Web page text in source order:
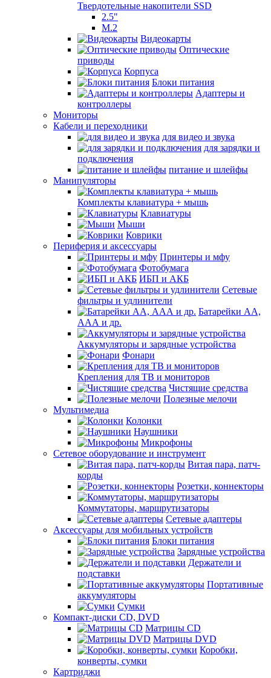
Твердотельные накопители SSD
2.5"
M.2
Видеокарты
Оптические
приводы
Корпуса
Блоки питания
Адаптеры и
контроллеры
Мониторы
Кабели и переходники
для видео и звука
для зарядки и
подключения
питание и шлейфы
Манипуляторы
Комплекты клавиатура + мышь
Клавиатуры
Мыши
Коврики
Периферия и аксессуары
Принтеры и мфу
Фотобумага
ИБП и АКБ
Сетевые
фильтры и удлинители
Батарейки АА,
ААА и др.
Аккумуляторы и зарядные устройства
Фонари
Крепления для ТВ и мониторов
Чистящие средства
Полезные мелочи
Мультимедиа
Колонки
Наушники
Микрофоны
Сетевое оборудование и инструмент
Витая пара, патч-
корды
Розетки, коннекторы
Коммутаторы, маршрутизаторы
Сетевые адаптеры
Аксессуары для мобильных устройств
Блоки питания
Зарядные устройства
Держатели и
подставки
Портативные
аккумуляторы
Сумки
Компакт-диски CD, DVD
Матрицы CD
Матрицы DVD
Коробки,
конверты, сумки
Картриджи